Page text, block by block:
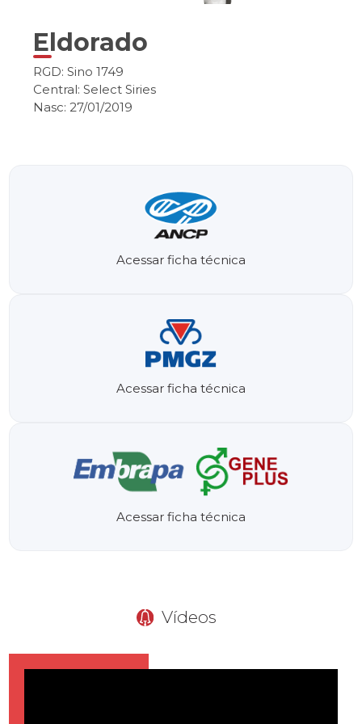
Eldorado
RGD: Sino 1749
Central: Select Siries
Nasc: 27/01/2019
Acessar ficha técnica
Acessar ficha técnica
Acessar ficha técnica
Vídeos